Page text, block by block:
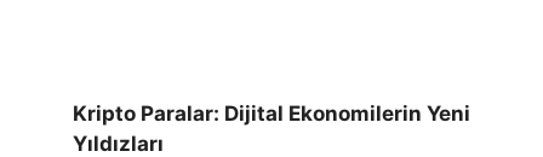
Kripto Paralar: Dijital Ekonomilerin Yeni
Yıldızları